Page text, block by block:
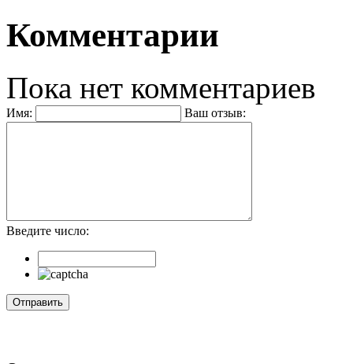
Комментарии
Пока нет комментариев
Имя: Ваш отзыв:
Введите число: